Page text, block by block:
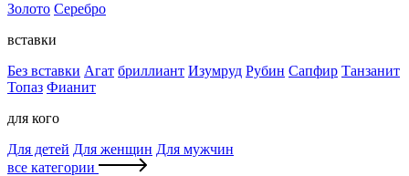
Золото Серебро
вставки
Без вставки Агат бриллиант Изумруд Рубин Сапфир Танзанит
Топаз Фианит
для кого
Для детей Для женщин Для мужчин
все категории